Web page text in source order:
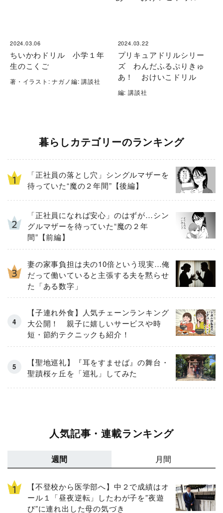
2024.03.06
ちいかわドリル 小学１年
生のこくご
著・イラスト: ナガノ編: 講談社
2024.03.22
プリキュアドリルシリー
ズ わんだふるぷりきゅ
あ！ おけいこドリル
編: 講談社
暮らしカテゴリーのランキング
「正社員の落とし穴」シングルマザーを
待っていた“魔の２年間”【後編】
「正社員になれば安心」のはずが…シン
グルマザーを待っていた“魔の２年
間”【前編】
妻の家事負担は夫の10倍という現実…俺
だって働いていると主張する夫を黙らせ
た「ある数字」
【子連れ外食】人気チェーンランキング
大公開！ 親子に嬉しいサービスや時
短・節約テクニックも紹介！
【聖地巡礼】『耳をすませば』の舞台・
聖蹟桜ヶ丘を「巡礼」してみた
人気記事・連載ランキング
週間 月間
【不登校から医学部へ】中２で成績はオ
ール１「昼夜逆転」したわが子を”夜遊
び”に連れ出した母の気づき